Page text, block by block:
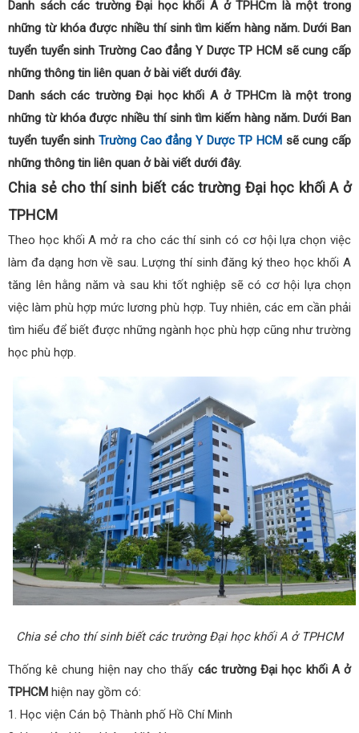
Danh sách các trường Đại học khối A ở TPHCm là một trong
những từ khóa được nhiều thí sinh tìm kiếm hàng năm. Dưới Ban
tuyển tuyển sinh Trường Cao đẳng Y Dược TP HCM sẽ cung cấp
những thông tin liên quan ở bài viết dưới đây.
Danh sách các trường Đại học khối A ở TPHCm là một trong
những từ khóa được nhiều thí sinh tìm kiếm hàng năm. Dưới Ban
tuyển tuyển sinh Trường Cao đẳng Y Dược TP HCM sẽ cung cấp
những thông tin liên quan ở bài viết dưới đây.
Chia sẻ cho thí sinh biết các trường Đại học khối A ở
TPHCM
Theo học khối A mở ra cho các thí sinh có cơ hội lựa chọn việc
làm đa dạng hơn về sau. Lượng thí sinh đăng ký theo học khối A
tăng lên hằng năm và sau khi tốt nghiệp sẽ có cơ hội lựa chọn
việc làm phù hợp mức lương phù hợp. Tuy nhiên, các em cần phải
tìm hiểu để biết được những ngành học phù hợp cũng như trường
học phù hợp.
Chia sẻ cho thí sinh biết các trường Đại học khối A ở TPHCM
Thống kê chung hiện nay cho thấy các trường Đại học khối A ở
TPHCM hiện nay gồm có:
1. Học viện Cán bộ Thành phố Hồ Chí Minh